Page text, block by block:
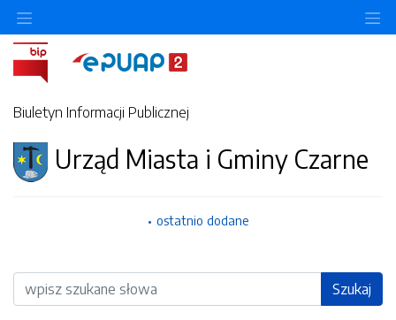
Biuletyn Informacji Publicznej
Urząd Miasta i Gminy Czarne
ostatnio dodane
Wyszukiwarka Szukaj